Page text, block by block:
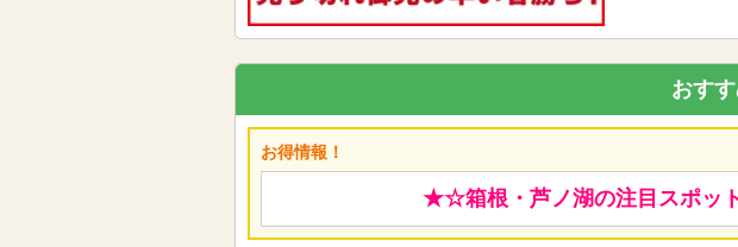
おす
お得情報！
★☆箱根・芦ノ湖の注目スポットを一